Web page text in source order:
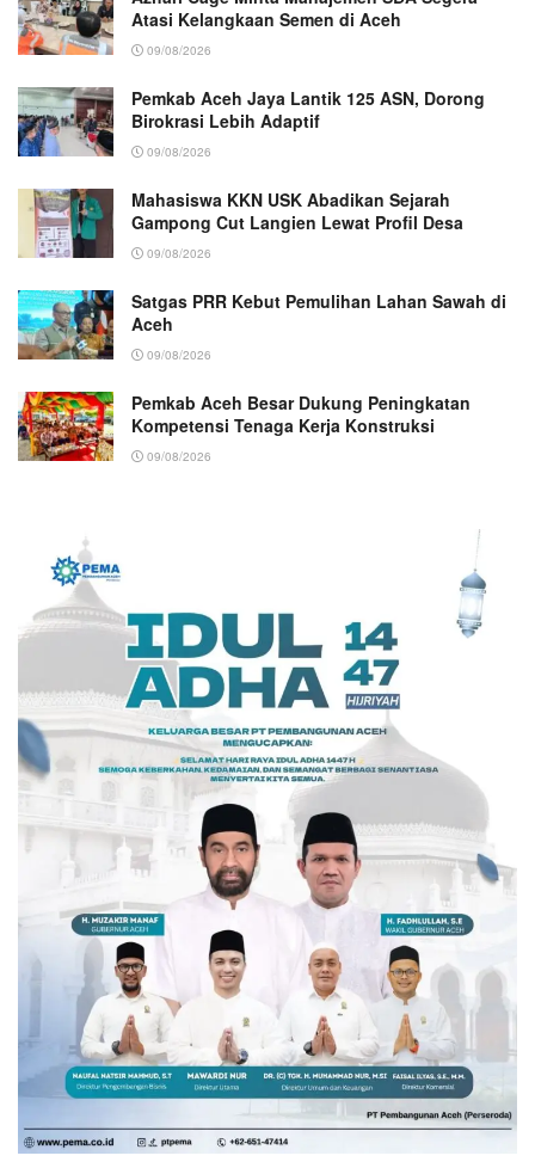
Atasi Kelangkaan Semen di Aceh
09/08/2026
Pemkab Aceh Jaya Lantik 125 ASN, Dorong
Birokrasi Lebih Adaptif
09/08/2026
Mahasiswa KKN USK Abadikan Sejarah
Gampong Cut Langien Lewat Profil Desa
09/08/2026
Satgas PRR Kebut Pemulihan Lahan Sawah di
Aceh
09/08/2026
Pemkab Aceh Besar Dukung Peningkatan
Kompetensi Tenaga Kerja Konstruksi
09/08/2026